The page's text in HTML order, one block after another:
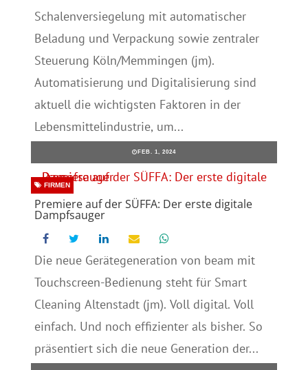
Schalenversiegelung mit automatischer
Beladung und Verpackung sowie zentraler
Steuerung Köln/Memmingen (jm).
Automatisierung und Digitalisierung sind
aktuell die wichtigsten Faktoren in der
Lebensmittelindustrie, um...
FEB. 1, 2024
Premiere auf der SÜFFA: Der erste digitale
Dampfsauger
FIRMEN
Die neue Gerätegeneration von beam mit
Touchscreen-Bedienung steht für Smart
Cleaning Altenstadt (jm). Voll digital. Voll
einfach. Und noch effizienter als bisher. So
präsentiert sich die neue Generation der...